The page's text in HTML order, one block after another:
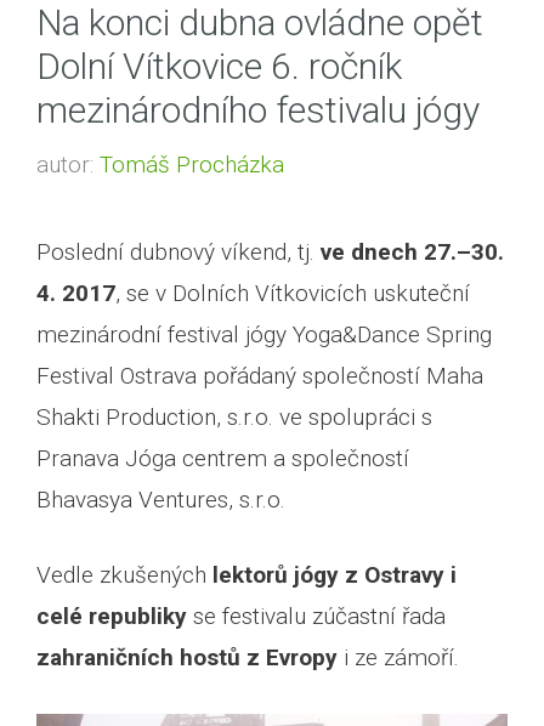
Na konci dubna ovládne opět
Dolní Vítkovice 6. ročník
mezinárodního festivalu jógy
autor: Tomáš Procházka
Poslední dubnový víkend, tj. ve dnech 27.–30.
4. 2017, se v Dolních Vítkovicích uskuteční
mezinárodní festival jógy Yoga&Dance Spring
Festival Ostrava pořádaný společností Maha
Shakti Production, s.r.o. ve spolupráci s
Pranava Jóga centrem a společností
Bhavasya Ventures, s.r.o.
Vedle zkušených lektorů jógy z Ostravy i
celé republiky se festivalu zúčastní řada
zahraničních hostů z Evropy i ze zámoří.